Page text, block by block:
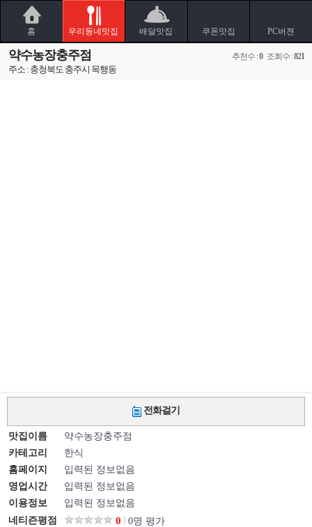
홈 우리동네맛집 배달맛집 쿠폰맛집 PC버젼
약수농장충주점 추천수 :0조회수 :821
주소 : 충청북도 충주시 목행동
전화걸기
맛집이름
약수농장충주점
카테고리
한식
홈페이지
입력된 정보없음
영업시간
입력된 정보없음
이용정보
입력된 정보없음
네티즌평점
0 0명 평가